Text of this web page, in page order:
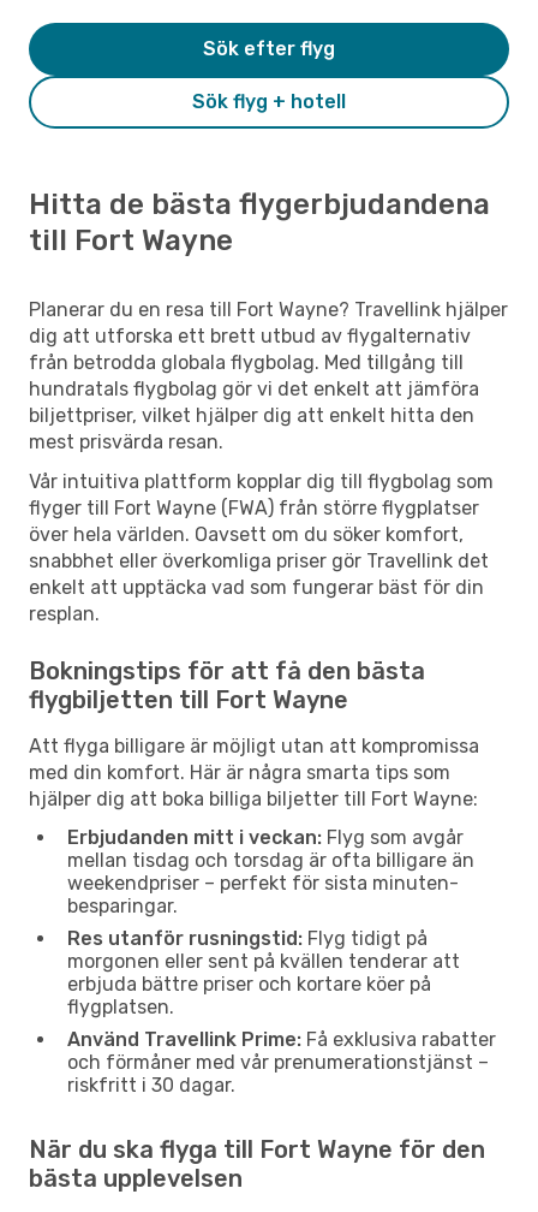
Sök flyg + hotell
Sök efter flyg
Hitta de bästa flygerbjudandena
till Fort Wayne
Planerar du en resa till Fort Wayne? Travellink hjälper
dig att utforska ett brett utbud av flygalternativ
från betrodda globala flygbolag. Med tillgång till
hundratals flygbolag gör vi det enkelt att jämföra
biljettpriser, vilket hjälper dig att enkelt hitta den
mest prisvärda resan.
Vår intuitiva plattform kopplar dig till flygbolag som
flyger till Fort Wayne (FWA) från större flygplatser
över hela världen. Oavsett om du söker komfort,
snabbhet eller överkomliga priser gör Travellink det
enkelt att upptäcka vad som fungerar bäst för din
resplan.
Bokningstips för att få den bästa
flygbiljetten till Fort Wayne
Att flyga billigare är möjligt utan att kompromissa
med din komfort. Här är några smarta tips som
hjälper dig att boka billiga biljetter till Fort Wayne:
Erbjudanden mitt i veckan: Flyg som avgår
mellan tisdag och torsdag är ofta billigare än
weekendpriser – perfekt för sista minuten-
besparingar.
Res utanför rusningstid: Flyg tidigt på
morgonen eller sent på kvällen tenderar att
erbjuda bättre priser och kortare köer på
flygplatsen.
Använd Travellink Prime: Få exklusiva rabatter
och förmåner med vår prenumerationstjänst –
riskfritt i 30 dagar.
När du ska flyga till Fort Wayne för den
bästa upplevelsen